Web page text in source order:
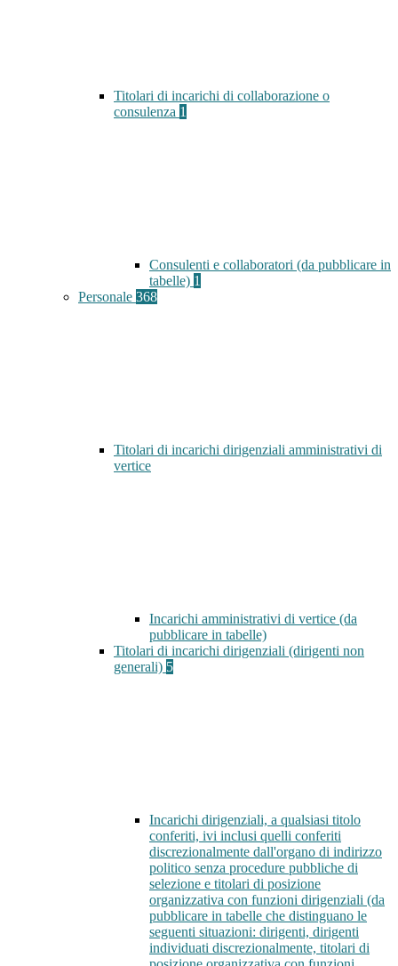
Titolari di incarichi di collaborazione o
consulenza 1
Consulenti e collaboratori (da pubblicare in
tabelle) 1
Personale 368
Titolari di incarichi dirigenziali amministrativi di
vertice
Incarichi amministrativi di vertice (da
pubblicare in tabelle)
Titolari di incarichi dirigenziali (dirigenti non
generali) 5
Incarichi dirigenziali, a qualsiasi titolo
conferiti, ivi inclusi quelli conferiti
discrezionalmente dall'organo di indirizzo
politico senza procedure pubbliche di
selezione e titolari di posizione
organizzativa con funzioni dirigenziali (da
pubblicare in tabelle che distinguano le
seguenti situazioni: dirigenti, dirigenti
individuati discrezionalmente, titolari di